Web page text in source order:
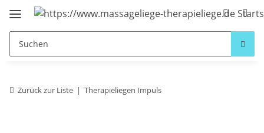
Zurück zur Liste Therapieliegen Impuls